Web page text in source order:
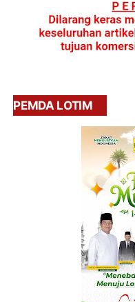
PEMDA LOTIM